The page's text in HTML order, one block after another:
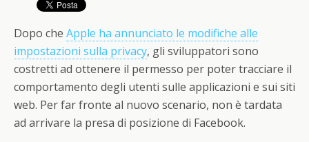
Dopo che Apple ha annunciato le modifiche alle
impostazioni sulla privacy, gli sviluppatori sono
costretti ad ottenere il permesso per poter tracciare il
comportamento degli utenti sulle applicazioni e sui siti
web. Per far fronte al nuovo scenario, non è tardata
ad arrivare la presa di posizione di Facebook.